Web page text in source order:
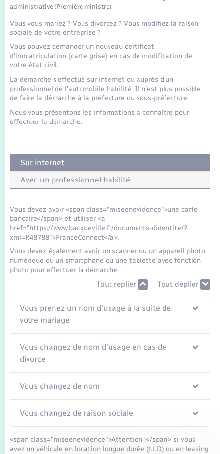
Transports
administrative (Première ministre)
Vous vous mariez ? Vous divorcez ? Vous modifiez la raison
sociale de votre entreprise ?
Vous pouvez demander un nouveau certificat
d'immatriculation (carte grise) en cas de modification de
votre état civil.
La démarche s'effectue sur internet ou auprès d'un
professionnel de l'automobile habilité. Il n'est plus possible
de faire la démarche à la préfecture ou sous-préfecture.
Nous vous présentons les informations à connaître pour
effectuer la démarche.
Sur internet
Avec un professionnel habilité
Vous devez avoir <span class="miseenevidence">une carte
bancaire</span> et utiliser <a
href="https://www.bacqueville.fr/documents-didentite/?
xml=R48788">FranceConnect</a>.
Vous devez également avoir un scanner ou un appareil photo
numérique ou un smartphone ou une tablette avec fonction
photo pour effectuer la démarche.
Tout replier Tout déplier
Vous prenez un nom d'usage à la suite de
votre mariage
Vous changez de nom d'usage en cas de
divorce
Vous changez de nom
Vous changez de raison sociale
<span class="miseenevidence">Attention :</span> si vous
avez un véhicule en location longue durée (LLD) ou en leasing